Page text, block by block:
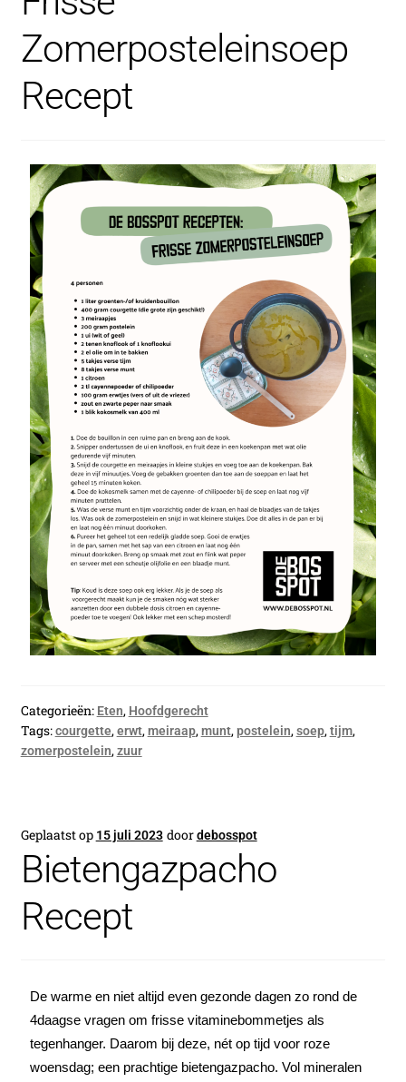
Zomerposteleinsoep
Recept
Categorieën: Eten, Hoofdgerecht
Tags:courgette,erwt,meiraap,munt,postelein,soep,tijm,
zomerpostelein,zuur
Geplaatst op 15 juli 2023 doordebosspot
Bietengazpacho
Recept
De warme en niet altijd even gezonde dagen zo rond de
4daagse vragen om frisse vitaminebommetjes als
tegenhanger. Daarom bij deze, nét op tijd voor roze
woensdag; een prachtige bietengazpacho. Vol mineralen